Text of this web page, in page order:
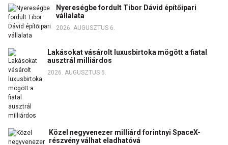
Nyereségbe fordult Tibor Dávid építőipari
vállalata
2026. AUGUSZTUS 6.
Lakásokat vásárolt luxusbirtoka mögött a fiatal
ausztrál milliárdos
2026. AUGUSZTUS 5.
Közel negyvenezer milliárd forintnyi SpaceX-
részvény válhat eladhatóvá